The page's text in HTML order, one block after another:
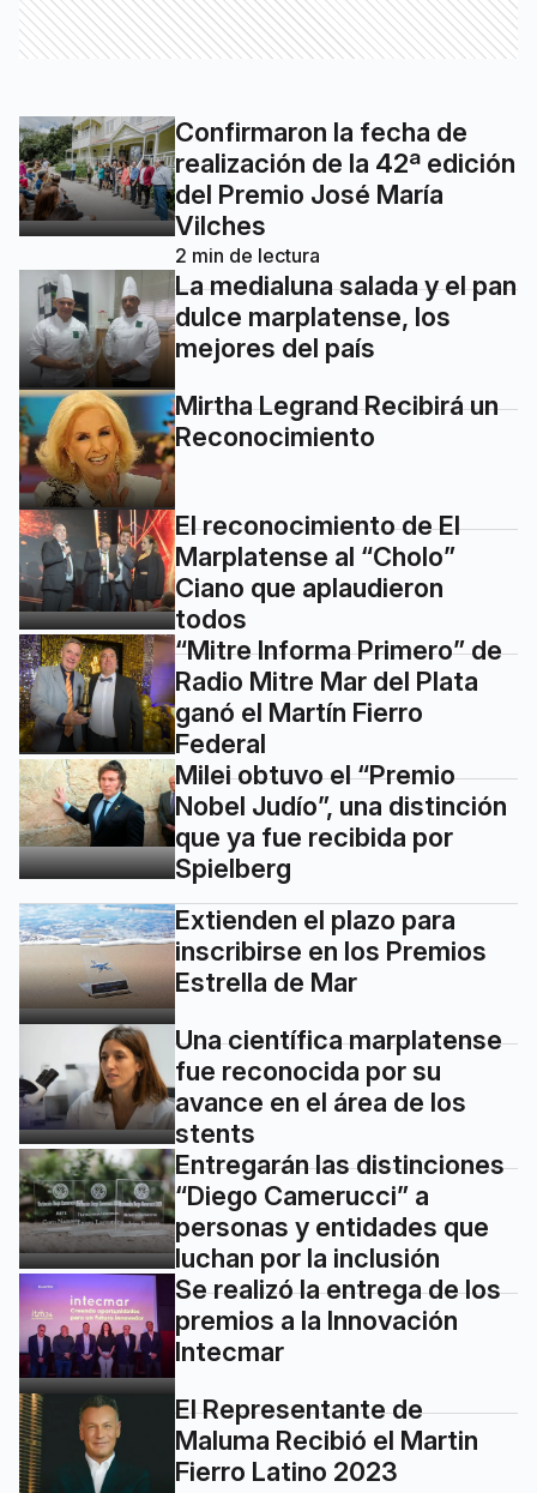
Confirmaron la fecha de
realización de la 42ª edición
del Premio José María
Vilches
2 min de lectura
La medialuna salada y el pan
dulce marplatense, los
mejores del país
Mirtha Legrand Recibirá un
Reconocimiento
El reconocimiento de El
Marplatense al “Cholo”
Ciano que aplaudieron
todos
“Mitre Informa Primero” de
Radio Mitre Mar del Plata
ganó el Martín Fierro
Federal
Milei obtuvo el “Premio
Nobel Judío”, una distinción
que ya fue recibida por
Spielberg
Extienden el plazo para
inscribirse en los Premios
Estrella de Mar
Una científica marplatense
fue reconocida por su
avance en el área de los
stents
Entregarán las distinciones
“Diego Camerucci” a
personas y entidades que
luchan por la inclusión
Se realizó la entrega de los
premios a la Innovación
Intecmar
El Representante de
Maluma Recibió el Martin
Fierro Latino 2023